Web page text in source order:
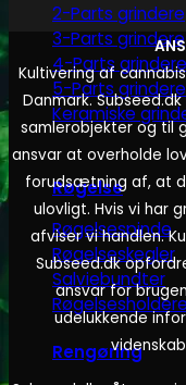
2-Parts grindere
3-Parts grindere
4-Parts grindere
5-Parts grindere
Keramiske
Røgelse
Røgelsespinde
Røgelseskegler
Salviebundter
Røgelsesholdere
Rengøring
Kultivering af
Danmark.
samlerobjekter og til
ansvar at overholde
forudsætning af, at
ulovligt. Hvis vi har
afviser vi handlen.
Subseed.dk
ansvar for
udelukkende